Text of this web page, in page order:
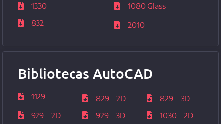
1330
1080 Glass
832
2010
Bibliotecas AutoCAD
1129 829 - 2D
829 - 3D
929 - 2D
929 - 3D
1030 - 2D